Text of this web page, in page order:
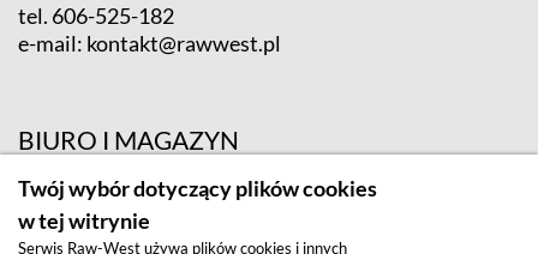
tel. 606-525-182
e-mail: kontakt@rawwest.pl
BIURO I MAGAZYN
ul. Krośnieńska 12; 65-625 Zielona Góra
Twój wybór dotyczący plików cookies
w tej witrynie
Serwis Raw-West używa plików cookies i innych